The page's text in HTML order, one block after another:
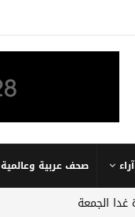
صحف عربية وعالمية
الجمعة